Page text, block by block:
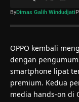
ByDimas Galih Windudjati
OPPO kembali
dengan
smartphone lipat
premium. Kedua
media hands-on di